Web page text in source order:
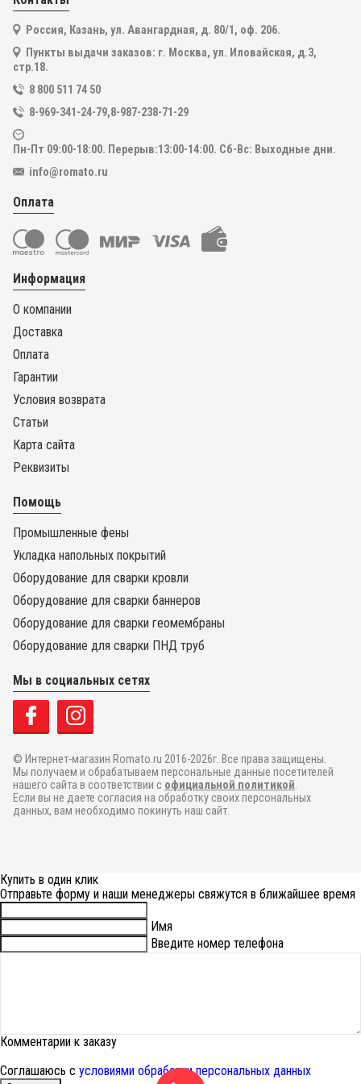
Купить в один клик
Россия, Казань, ул. Авангардная, д. 80/1, оф. 206.
Пункты выдачи заказов: г. Москва, ул. Иловайская, д.3,
стр.18.
8 800 511 74 50
8-969-341-24-79,8-987-238-71-29
Пн-Пт 09:00-18:00. Перерыв:13:00-14:00. Сб-Вс: Выходные дни.
info@romato.ru
Оплата
Информация
О компании
Доставка
Оплата
Гарантии
Условия возврата
Статьи
Карта сайта
Реквизиты
Помощь
Промышленные фены
Укладка напольных покрытий
Оборудование для сварки кровли
Оборудование для сварки баннеров
Оборудование для сварки геомембраны
Оборудование для сварки ПНД труб
Мы в социальных сетях
© Интернет-магазин Romato.ru 2016-2026г. Все права защищены.
Мы получаем и обрабатываем персональные данные посетителей
нашего сайта в соответствии с официальной политикой.
Если вы не даете согласия на обработку своих персональных
данных, вам необходимо покинуть наш сайт.
Купить в один клик
Отправьте форму и наши менеджеры свяжутся в ближайшее время
Имя
Введите номер телефона
Комментарии к заказу
Соглашаюсь с условиями обработки персональных данных